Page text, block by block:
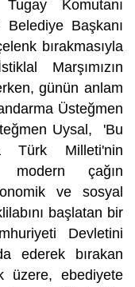
Komutanı
Başkanı
bırakmasıyla
Marşımızın
günün anlam
Üsteğmen
Uysal, 'Bu
Türk Milleti'nin
modern çağın
ve sosyal
başlatan bir
Devletini
ederek bırakan
üzere, ebediyete